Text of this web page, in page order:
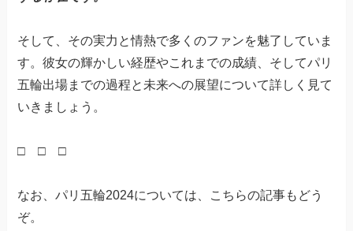
そして、その実力と情熱で多くのファンを魅了していま
す。彼女の輝かしい経歴やこれまでの成績、そしてパリ
五輪出場までの過程と未来への展望について詳しく見て
いきましょう。
□ □ □
なお、パリ五輪2024については、こちらの記事もどう
ぞ。